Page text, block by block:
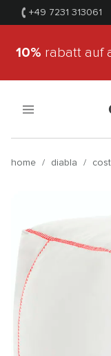
+49 7231 313061
10% rabatt auf
home / diabla /